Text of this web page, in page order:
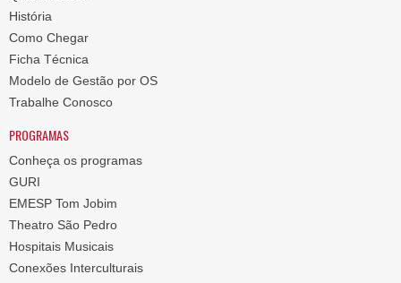
História
Como Chegar
Ficha Técnica
Modelo de Gestão por OS
Trabalhe Conosco
PROGRAMAS
Conheça os programas
GURI
EMESP Tom Jobim
Theatro São Pedro
Hospitais Musicais
Conexões Interculturais